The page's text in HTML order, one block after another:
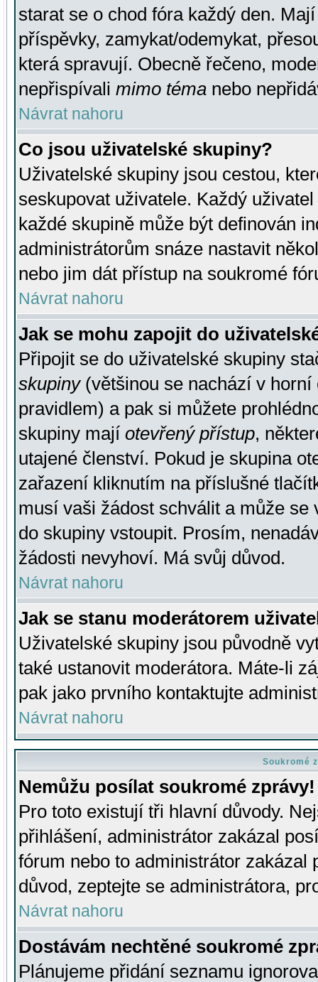
starat se o chod fóra každý den.
příspěvky, zamykat/odemykat,
která spravují. Obecně řečeno,
nepřispívali mimo téma nebo
Návrat nahoru
Co jsou uživatelské skupiny?
Uživatelské skupiny jsou cestou,
seskupovat uživatele. Každý
každé skupině může být definován
administrátorům snáze nastavit
nebo jim dát přístup na soukromé
Návrat nahoru
Jak se mohu zapojit do
Připojit se do uživatelské skupiny
skupiny(většinou se nachází v horní
pravidlem) a pak si můžete
skupiny mají otevřený přístup,
utajené členství. Pokud je skupina
zařazení kliknutím na příslušné
musí vaši žádost schválit a může se
do skupiny vstoupit. Prosím,
žádosti nevyhoví. Má svůj důvod.
Návrat nahoru
Jak se stanu moderátorem
Uživatelské skupiny jsou původně
také ustanovit moderátora. Máte-li
pak jako prvního kontaktujte
Návrat nahoru
Soukromé
Nemůžu posílat soukromé zprávy!
Pro toto existují tři hlavní důvody.
přihlášení, administrátor zakázal
fórum nebo to administrátor zakázal
důvod, zeptejte se administrátora,
Návrat nahoru
Dostávám nechtěné soukromé
Plánujeme přidání seznamu